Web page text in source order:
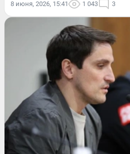
8 июня, 2026, 15:41 1 043 3